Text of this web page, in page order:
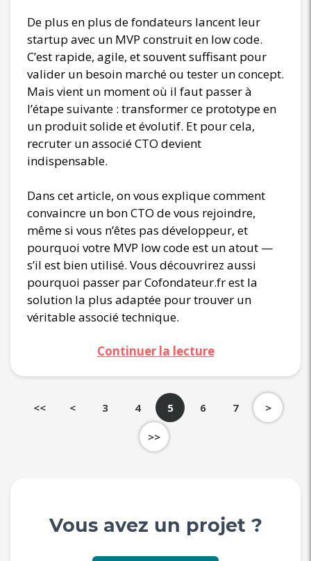
De plus en plus de fondateurs lancent leur
startup avec un MVP construit en low code.
C’est rapide, agile, et souvent suffisant pour
valider un besoin marché ou tester un concept.
Mais vient un moment où il faut passer à
l’étape suivante : transformer ce prototype en
un produit solide et évolutif. Et pour cela,
recruter un associé CTO devient
indispensable.
Dans cet article, on vous explique comment
convaincre un bon CTO de vous rejoindre,
même si vous n’êtes pas développeur, et
pourquoi votre MVP low code est un atout —
s’il est bien utilisé. Vous découvrirez aussi
pourquoi passer par Cofondateur.fr est la
solution la plus adaptée pour trouver un
véritable associé technique.
Continuer la lecture
<< < 3 4 5 6 7 >
>>
Vous avez un projet ?